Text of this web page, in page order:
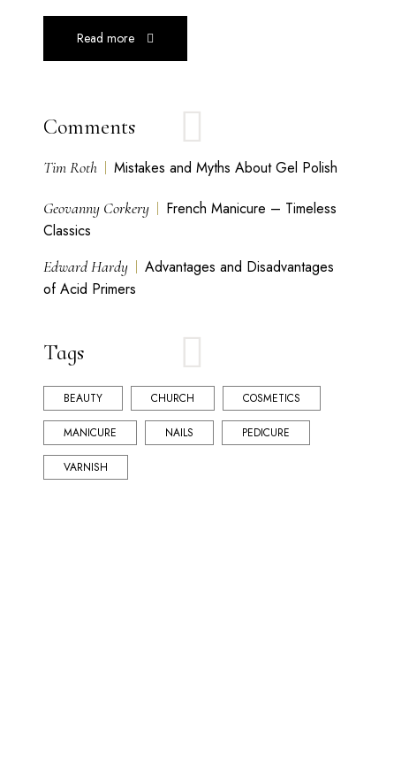
Read more
Comments
Tim Roth Mistakes and Myths About Gel Polish
Geovanny Corkery
French Manicure – Timeless
Classics
Edward Hardy
Advantages and Disadvantages
of Acid Primers
Tags
BEAUTY CHURCH COSMETICS
MANICURE NAILS PEDICURE
VARNISH